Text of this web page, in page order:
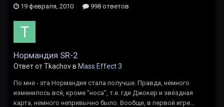
19 февраля, 2010 998 ответов
Нормандия SR-2
Ответ от Tkachov в Mass Effect 3
По мне - эта Нормандия стала получше. Правда, немного
изменилось всё, кроме "носа", т.е. где Джокер и звёздная
карта, немного непривычно было. Вообще, в первой игре...